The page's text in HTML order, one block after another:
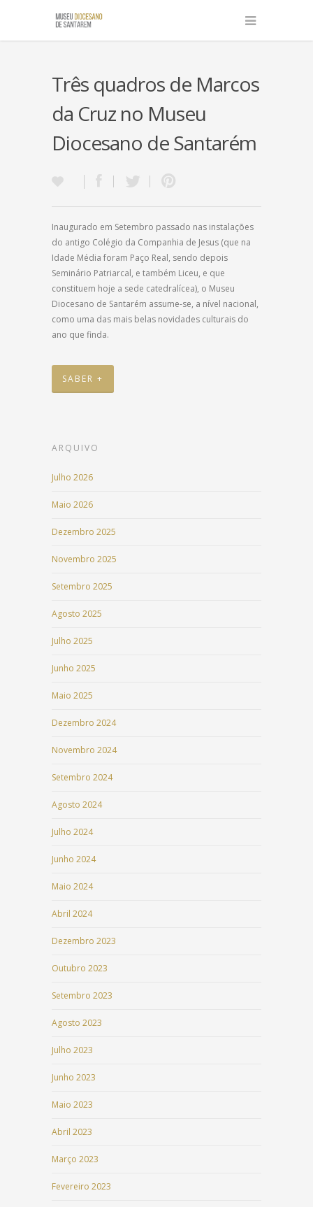
Três quadros de Marcos
da Cruz no Museu
Diocesano de Santarém
Inaugurado em Setembro passado nas instalações
do antigo Colégio da Companhia de Jesus (que na
Idade Média foram Paço Real, sendo depois
Seminário Patriarcal, e também Liceu, e que
constituem hoje a sede catedralícea), o Museu
Diocesano de Santarém assume-se, a nível nacional,
como uma das mais belas novidades culturais do
ano que finda.
SABER +
ARQUIVO
Julho 2026
Maio 2026
Dezembro 2025
Novembro 2025
Setembro 2025
Agosto 2025
Julho 2025
Junho 2025
Maio 2025
Dezembro 2024
Novembro 2024
Setembro 2024
Agosto 2024
Julho 2024
Junho 2024
Maio 2024
Abril 2024
Dezembro 2023
Outubro 2023
Setembro 2023
Agosto 2023
Julho 2023
Junho 2023
Maio 2023
Abril 2023
Março 2023
Fevereiro 2023